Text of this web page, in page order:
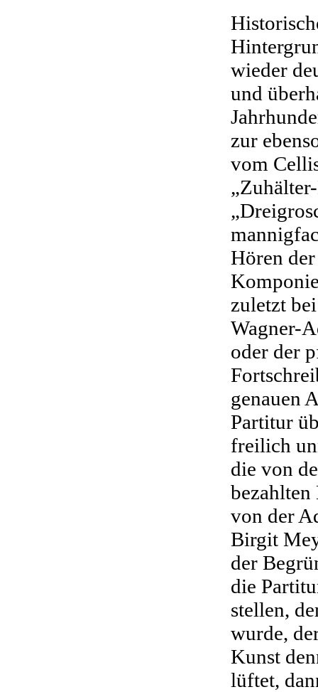
wieder
und
zur
vom
Hören
zuletzt
Wagner-
oder der
genauen
Partitur
freilich
die von
von der
Birgit
der
die
stellen,
wurde,
Kunst
lüftet,